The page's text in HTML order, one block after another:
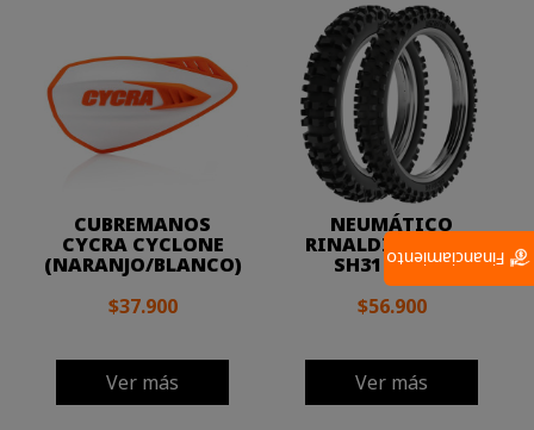
CUBREMANOS
CYCRA CYCLONE
(NARANJO/BLANCO)
$37.900
Ver más
NEUMÁTICO
RINALDI 90/90*19
SH31 CROSS
$56.900
Ver más
Financiamiento